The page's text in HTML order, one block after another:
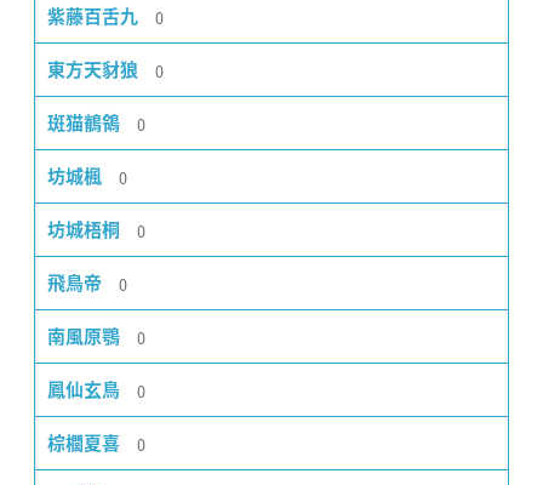
紫藤百舌九 0
東方天豺狼 0
斑猫鶺鴒 0
坊城楓 0
坊城梧桐 0
飛鳥帝 0
南風原鶚 0
鳳仙玄鳥 0
棕櫚夏喜 0